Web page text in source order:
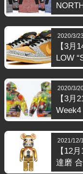
2020/3/23
【3月
LOW
2020/3/
【3月
Week4
2021/12/1
【12
達磨